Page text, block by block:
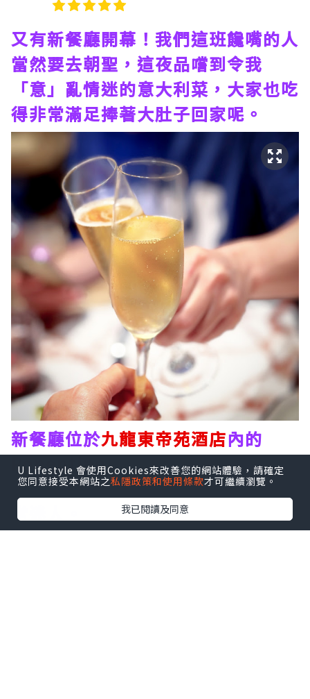
又有新餐廳開幕！我們這班饞嘴的人
當然要去朝聖，這夜品嚐到令我
「意」亂情迷的意大利菜，大家也吃
得非常滿足捧著大肚子回家呢。
新餐廳位於九龍東帝苑酒店內的
Ponentino，店名是源自羅馬夏日
午後徐徐吹入城中的溫柔海風意景非
常迷人。
U Lifestyle 會使用Cookies來改善您的網站體驗，請確定
您同意接受本網站之私隱政策和使用條款才可繼續瀏覽。
我已閱讀及同意